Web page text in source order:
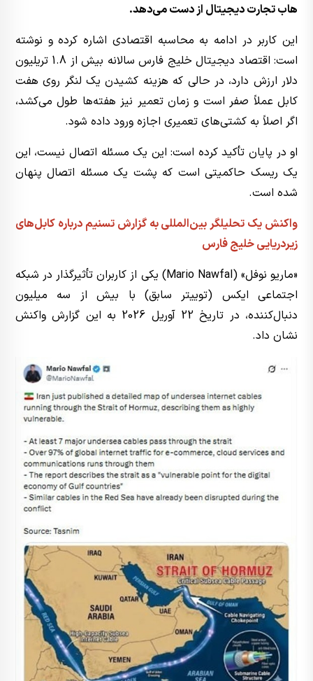
هاب تجارت دیجیتال از دست می‌دهد.
این کاربر در ادامه به محاسبه اقتصادی اشاره کرده و نوشته
است: اقتصاد دیجیتال خلیج فارس سالانه بیش از 1.8 تریلیون
دلار ارزش دارد، در حالی که هزینه کشیدن یک لنگر روی هفت
کابل عملاً صفر است و زمان تعمیر نیز هفته‌ها طول می‌کشد،
اگر اصلاً به کشتی‌های تعمیری اجازه ورود داده شود.
او در پایان تأکید کرده است: این یک مسئله اتصال نیست، این
یک ریسک حاکمیتی است که پشت یک مسئله اتصال پنهان
شده است.
واکنش یک تحلیلگر بین‌المللی به گزارش تسنیم درباره کابل‌های
زیردریایی خلیج فارس
«ماریو نوفل» (Mario Nawfal) یکی از کاربران تأثیرگذار در شبکه
اجتماعی ایکس (توییتر سابق) با بیش از سه میلیون
دنبال‌کننده، در تاریخ 22 آوریل 2026 به این گزارش واکنش
نشان داد.